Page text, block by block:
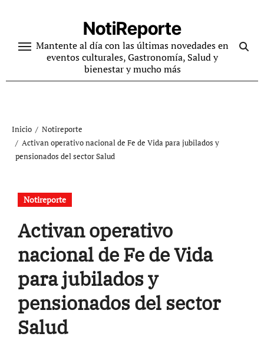
contenido
NotiReporte
Mantente al día con las últimas novedades en
eventos culturales, Gastronomía, Salud y
bienestar y mucho más
Inicio
Notireporte
Activan operativo nacional de Fe de Vida para jubilados y
pensionados del sector Salud
Notireporte
Activan operativo
nacional de Fe de Vida
para jubilados y
pensionados del sector
Salud